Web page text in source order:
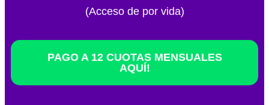
(Acceso de por vida)
PAGO A 12 CUOTAS MENSUALES
AQUÍ!